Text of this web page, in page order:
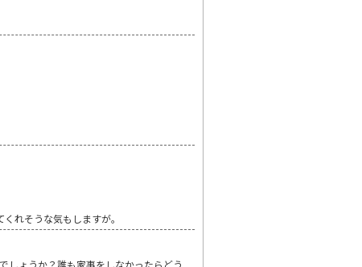
れそうな気もしますが。
しょうか？誰も家事をしなかったらどう